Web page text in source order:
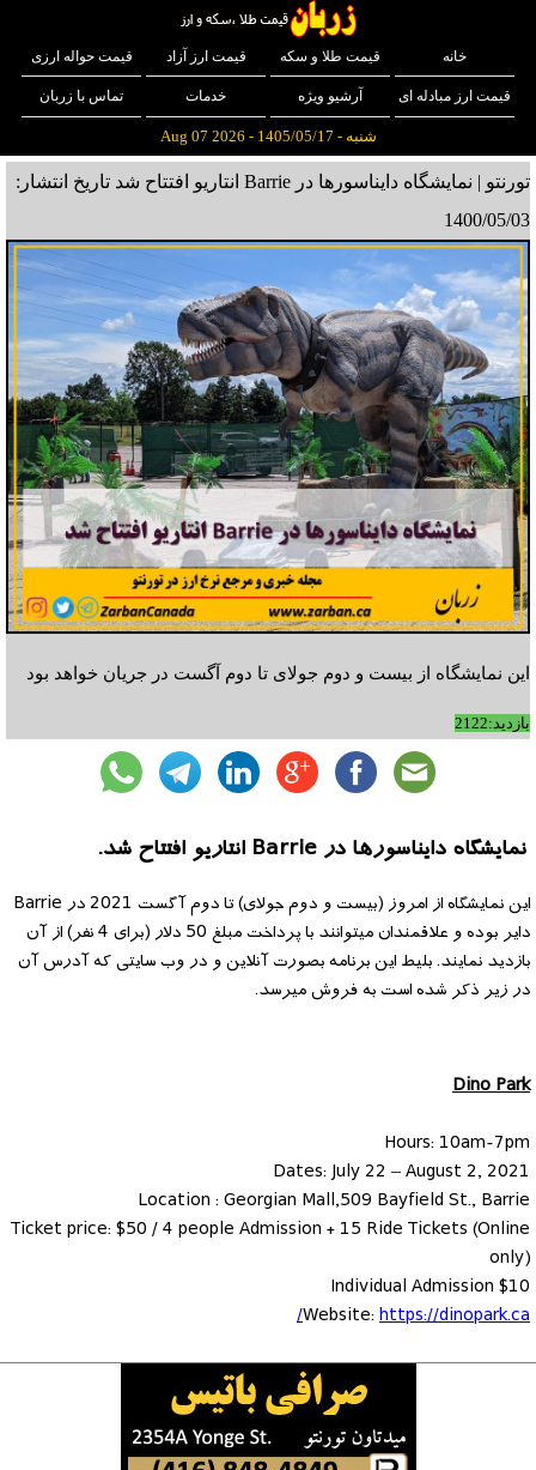
خانه قیمت طلا و سکه قیمت ارز آزاد قیمت حواله ارزی
قیمت ارز مبادله ای آرشیو ویژه خدمات تماس با زربان
شنبه - 1405/05/17 - Aug 07 2026
تورنتو | نمایشگاه دایناسورها در Barrie انتاریو افتتاح شد
تاریخ انتشار:
1400/05/03
این نمایشگاه از بیست و دوم جولای تا دوم آگست در جریان خواهد بود
بازدید:2122
نمایشگاه دایناسورها در Barrie انتاریو افتتاح شد.
این نمایشگاه از امروز (بیست و دوم جولای) تا دوم آگست 2021 در Barrie
دایر بوده و علاقمندان میتوانند با پرداخت مبلغ 50 دلار (برای 4 نفر) از آن
بازدید نمایند. بلیط این برنامه بصورت آنلاین و در وب سایتی که آدرس آن
در زیر ذکر شده است به فروش میرسد.
Dino Park
Hours: 10am-7pm
Dates: July 22 – August 2, 2021
Location : Georgian Mall,509 Bayfield St., Barrie
Ticket price: $50 / 4 people Admission + 15 Ride Tickets (Online
only)
Individual Admission $10
Website:https://dinopark.ca/